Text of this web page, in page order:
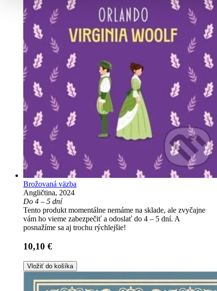
Brožovaná väzba
Angličtina, 2024
Do 4 – 5 dní
Tento produkt momentálne nemáme na sklade, ale zvyčajne
vám ho vieme zabezpečiť a odoslať do 4 – 5 dní. A
posnažíme sa aj trochu rýchlejšie!
10,10 €
Vložiť do košíka